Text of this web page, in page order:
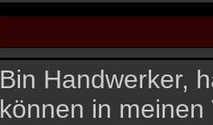
Bin Handwerker,
können in